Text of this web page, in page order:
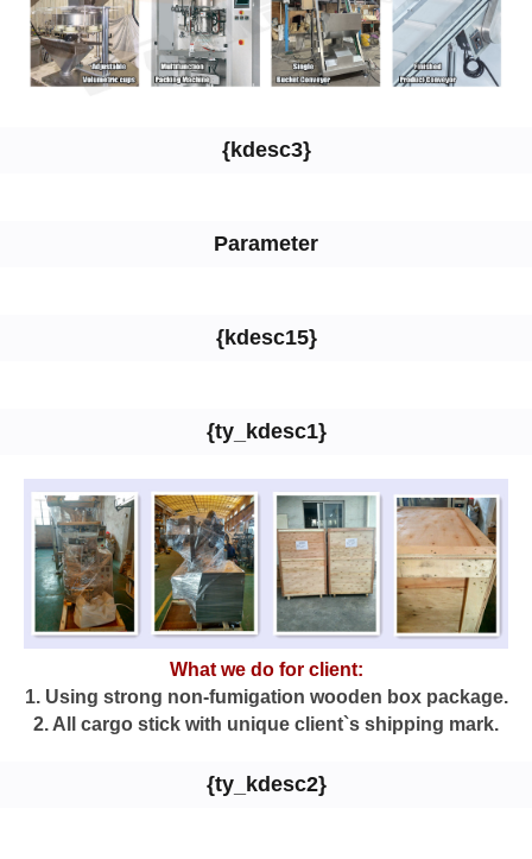
{kdesc3}
Parameter
{kdesc15}
{ty_kdesc1}
What we do for client:
1. Using strong non-fumigation wooden box package.
2. All cargo stick with unique client`s shipping mark.
{ty_kdesc2}